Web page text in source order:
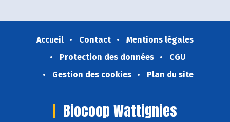
Accueil Contact
Mentions légales
Protection des données
CGU
Gestion des cookies
Plan du site
Biocoop Wattignies